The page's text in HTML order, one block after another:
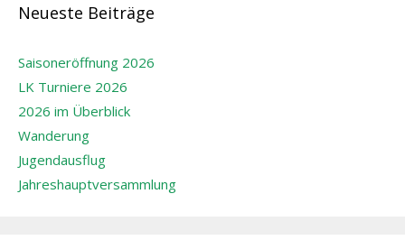
Neueste Beiträge
Saisoneröffnung 2026
LK Turniere 2026
2026 im Überblick
Wanderung
Jugendausflug
Jahreshauptversammlung